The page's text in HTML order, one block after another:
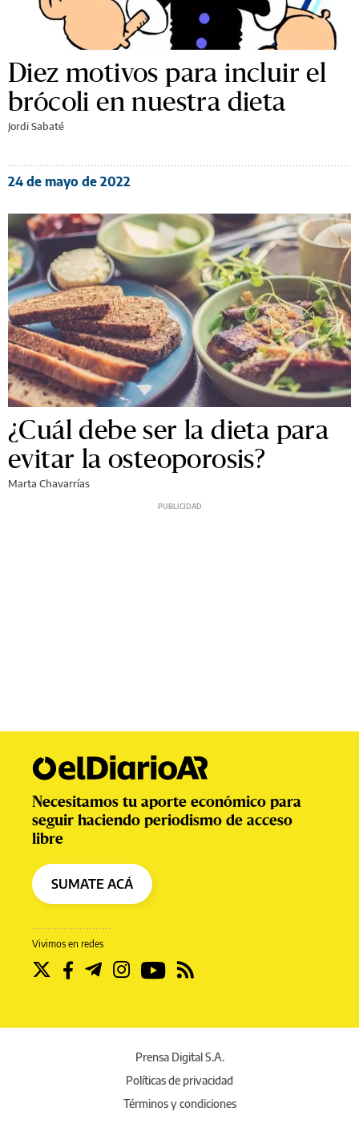
Diez motivos para incluir el
brócoli en nuestra dieta
Jordi Sabaté
24 de mayo de 2022
¿Cuál debe ser la dieta para
evitar la osteoporosis?
Marta Chavarrías
Vivimos en redes
Necesitamos tu aporte económico para
seguir haciendo periodismo de acceso
libre
SUMATE ACÁ
Prensa Digital S.A.
Políticas de privacidad
Términos y condiciones